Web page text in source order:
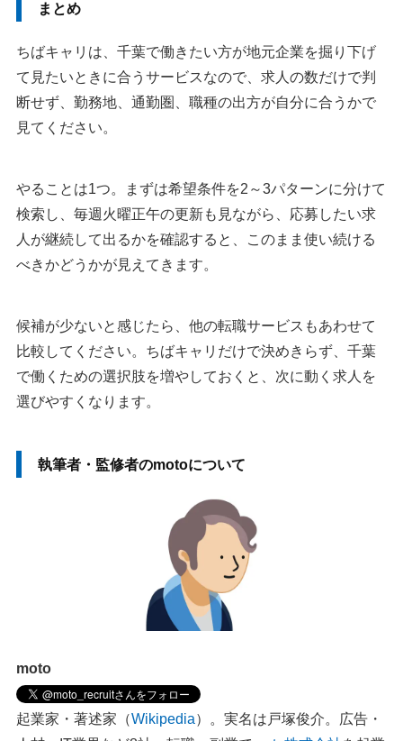
まとめ
ちばキャリは、千葉で働きたい方が地元企業を掘り下げ
て見たいときに合うサービスなので、求人の数だけで判
断せず、勤務地、通勤圏、職種の出方が自分に合うかで
見てください。
やることは1つ。まずは希望条件を2～3パターンに分けて
検索し、毎週火曜正午の更新も見ながら、応募したい求
人が継続して出るかを確認すると、このまま使い続ける
べきかどうかが見えてきます。
候補が少ないと感じたら、他の転職サービスもあわせて
比較してください。ちばキャリだけで決めきらず、千葉
で働くための選択肢を増やしておくと、次に動く求人を
選びやすくなります。
執筆者・監修者のmotoについて
moto
起業家・著述家（Wikipedia）。実名は戸塚俊介。広告・